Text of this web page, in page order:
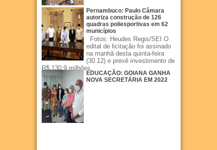
Pernambuco: Paulo Câmara
autoriza construção de 126
quadras poliesportivas em 62
municípios
Fotos: Heudes Regis/SEI O
edital de licitação foi assinado
na manhã desta quinta-feira
(30.12) e prevê investimento de
R$ 130,9 milhões.
EDUCAÇÃO: GOIANA GANHA
NOVA SECRETÁRIA EM 2022